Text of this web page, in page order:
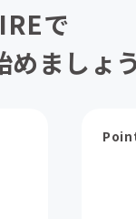
で
めましょう